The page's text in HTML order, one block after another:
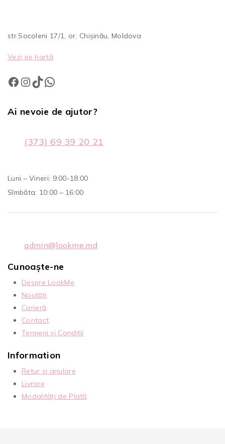
str.Socoleni 17/1, or, Chișinău, Moldova
Vezi pe hartă
Ai nevoie de ajutor?
(373) 69 39 20 21
Luni – Vineri: 9:00-18:00
Sîmbăta: 10:00 – 16:00
admin@lookme.md
Cunoaște-ne
Despre LookMe
Noutăți
Carieră
Contact
Termeni și Condiții
Information
Retur si anulare
Livrare
Modalități de Plată